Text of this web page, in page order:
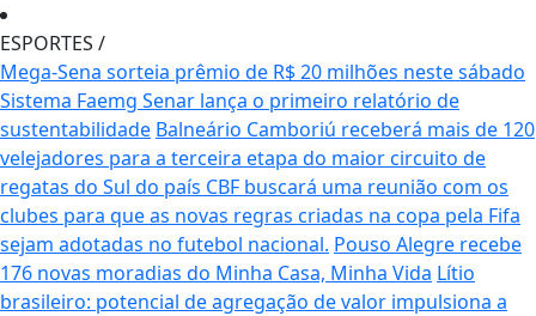
ESPORTES /
Mega-Sena sorteia prêmio de R$ 20 milhões neste sábado
Sistema Faemg Senar lança o primeiro relatório de
sustentabilidade Balneário Camboriú receberá mais de 120
velejadores para a terceira etapa do maior circuito de
regatas do Sul do país CBF buscará uma reunião com os
clubes para que as novas regras criadas na copa pela Fifa
sejam adotadas no futebol nacional. Pouso Alegre recebe
176 novas moradias do Minha Casa, Minha Vida Lítio
brasileiro: potencial de agregação de valor impulsiona a